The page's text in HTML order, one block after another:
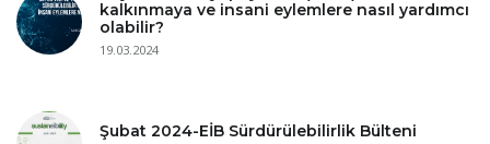
kalkınmaya ve insani eylemlere nasıl yardımcı
olabilir?
19.03.2024
Şubat 2024-EİB Sürdürülebilirlik Bülteni